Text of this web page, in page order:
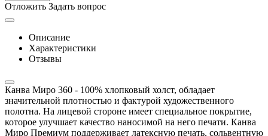
Отложить Задать вопрос
Описание
Характеристики
Отзывы
Канва Миро 360 - 100% хлопковый холст, обладает
значительной плотностью и фактурой художественного
полотна. На лицевой стороне имеет специальное покрытие,
которое улучшает качество наносимой на него печати. Канва
Миро Премиум поддерживает латексную печать, сольвентную